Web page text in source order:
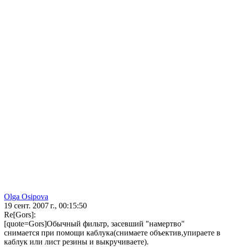
Olga Osipova
19 сент. 2007 г., 00:15:50
Re[Gors]:
[quote=Gors]Обычный фильтр, засевший "намертво"
снимается при помощи каблука(снимаете объектив,упираете в
каблук или лист резины и выкручиваете).